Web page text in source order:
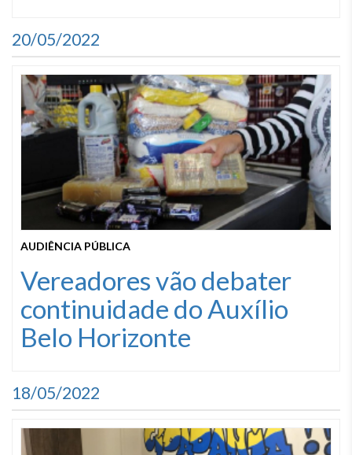
20/05/2022
AUDIÊNCIA PÚBLICA
Vereadores vão debater
continuidade do Auxílio
Belo Horizonte
18/05/2022